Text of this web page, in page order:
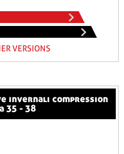
VERSIONS
35 - 38